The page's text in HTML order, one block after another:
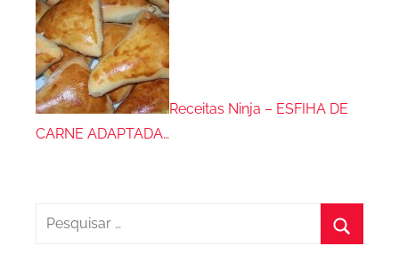
Receitas Ninja – ESFIHA DE
CARNE ADAPTADA…
Pesquisar